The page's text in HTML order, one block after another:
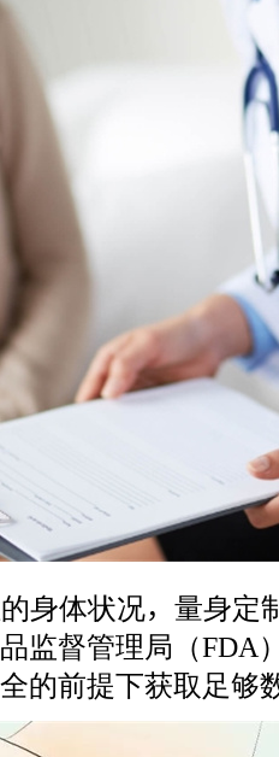
身体状况，量身定
监督管理局（FDA
的前提下获取足够